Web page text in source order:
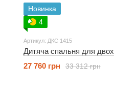
Новинка
4
Артикул: ДКС 1415
Дитяча спальня для двох
33 312 грн
27 760 грн